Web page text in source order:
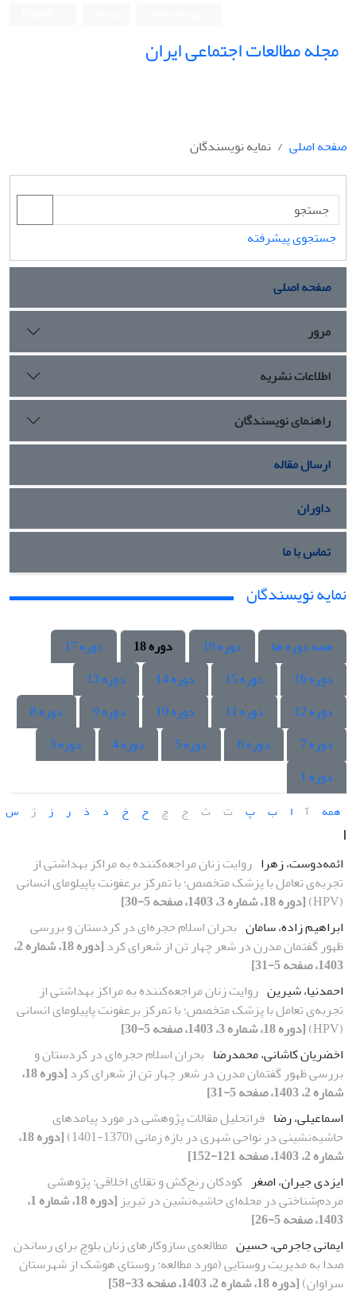
مجله مطالعات اجتماعی ایران
صفحه اصلی نمایه نویسندگان
جستجوی پیشرفته
صفحه اصلی
مرور
اطلاعات نشریه
راهنمای نویسندگان
ارسال مقاله
داوران
تماس با ما
نمایه نویسندگان
همه دوره ها دوره 19 دوره 18
دوره 17
دوره 16
دوره 15 دوره 14
دوره 13
دوره 12
دوره 11 دوره 10 دوره 9
دوره 8
دوره 7
دوره 6 دوره 5 دوره 4
دوره 3
دوره 1
همه آ ا ب پ ت ث ج چ ح خ د ذ ر ز ژ س
ا
ائمه‌دوست، زهرا روایت زنان مراجعه‌‌کننده به مراکز بهداشتی از
تجربه‌ی تعامل با پزشک متخصص؛ با تمرکز برعفونت پاپیلومای انسانی
(HPV)
[دوره 18، شماره 3، 1403، صفحه 5-30]
ابراهیم زاده، سامان بحران اسلام حجره‌ای در کردستان و بررسی
ظهور گفتمان مدرن در شعر چهار تن از شعرای کرد
[دوره 18، شماره 2،
1403، صفحه 5-31]
احمدنیا، شیرین روایت زنان مراجعه‌‌کننده به مراکز بهداشتی از
تجربه‌ی تعامل با پزشک متخصص؛ با تمرکز برعفونت پاپیلومای انسانی
(HPV)
[دوره 18، شماره 3، 1403، صفحه 5-30]
اخضریان کاشانی، محمدرضا بحران اسلام حجره‌ای در کردستان و
بررسی ظهور گفتمان مدرن در شعر چهار تن از شعرای کرد
[دوره 18،
شماره 2، 1403، صفحه 5-31]
اسماعیلی، رضا فراتحلیل مقالات پژوهشی در مورد پیامدهای
حاشیه‌نشینی در نواحی شهری در بازه زمانی (1370-1401)
[دوره 18،
شماره 2، 1403، صفحه 121-152]
ایزدی جیران، اصغر کودکان رنج‌کش‌‌ و تقلای اخلاقی: پژوهشی
مردم‌‌شناختی در محله‌ای حاشیه‌نشین در تبریز
[دوره 18، شماره 1،
1403، صفحه 5-26]
ایمانی جاجرمی، حسین مطالعه‌ی سازوکارهای زنان بلوچ برای رساندن
صدا به مدیریت روستایی (مورد مطالعه: روستای هوشک از شهرستان
سراوان)[دوره 18، شماره 2، 1403، صفحه 33-58]